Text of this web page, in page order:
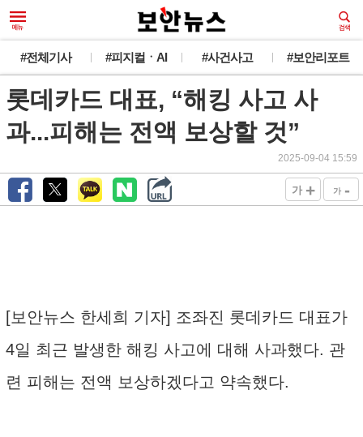
#전체기사 #피지컬ㆍAI #사건사고 #보안리포트
롯데카드 대표, “해킹 사고 사
과...피해는 전액 보상할 것”
2025-09-04 15:59
가 + 가 -
[보안뉴스 한세희 기자] 조좌진 롯데카드 대표가
4일 최근 발생한 해킹 사고에 대해 사과했다. 관
련 피해는 전액 보상하겠다고 약속했다.